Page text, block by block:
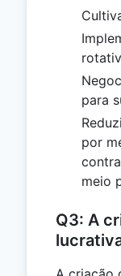
para
por
meio
Q3: A